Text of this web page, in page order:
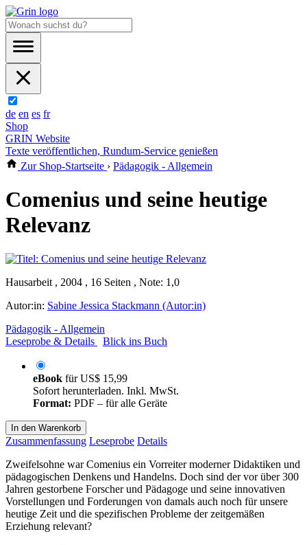
de en es fr
Shop
GRIN Website
Texte veröffentlichen, Rundum-Service genießen
Zur Shop-Startseite › Pädagogik - Allgemein
Comenius und seine heutige
Relevanz
Hausarbeit , 2004 , 16 Seiten , Note: 1,0
Autor:in: Sabine Jessica Stackmann (Autor:in)
Pädagogik - Allgemein
Leseprobe & Details
Blick ins Buch
eBook fürUS$ 15,99
Sofort herunterladen. Inkl. MwSt.
Format: PDF – für alle Geräte
In den Warenkorb
Zusammenfassung Leseprobe Details
Zweifelsohne war Comenius ein Vorreiter moderner Didaktiken und
pädagogischen Denkens und Handelns. Doch sind der vor über 300
Jahren gestorbene Forscher und Pädagoge und seine innovativen
Vorstellungen und Forderungen von damals auch noch für unsere
heutige Zeit und die spezifischen Probleme der zeitgemäßen
Erziehung relevant?